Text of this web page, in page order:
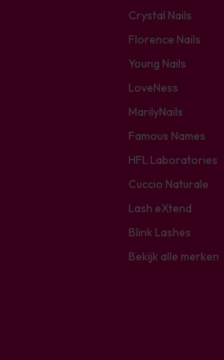
Crystal Nails
Florence Nails
Young Nails
LoveNess
MarilyNails
Famous Names
HFL Laboratories
Cuccio Naturale
Lash eXtend
Blink Lashes
Bekijk alle merken